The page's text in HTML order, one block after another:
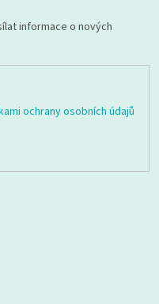
informace o nových
ochrany osobních údajů